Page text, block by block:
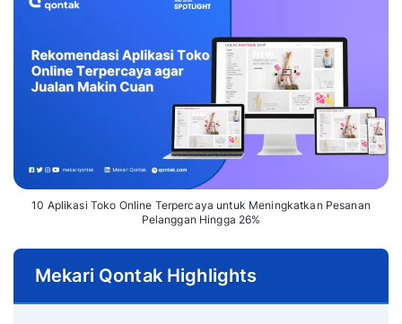
10 Aplikasi Toko Online Terpercaya untuk Meningkatkan Pesanan
Pelanggan Hingga 26%
Mekari Qontak Highlights